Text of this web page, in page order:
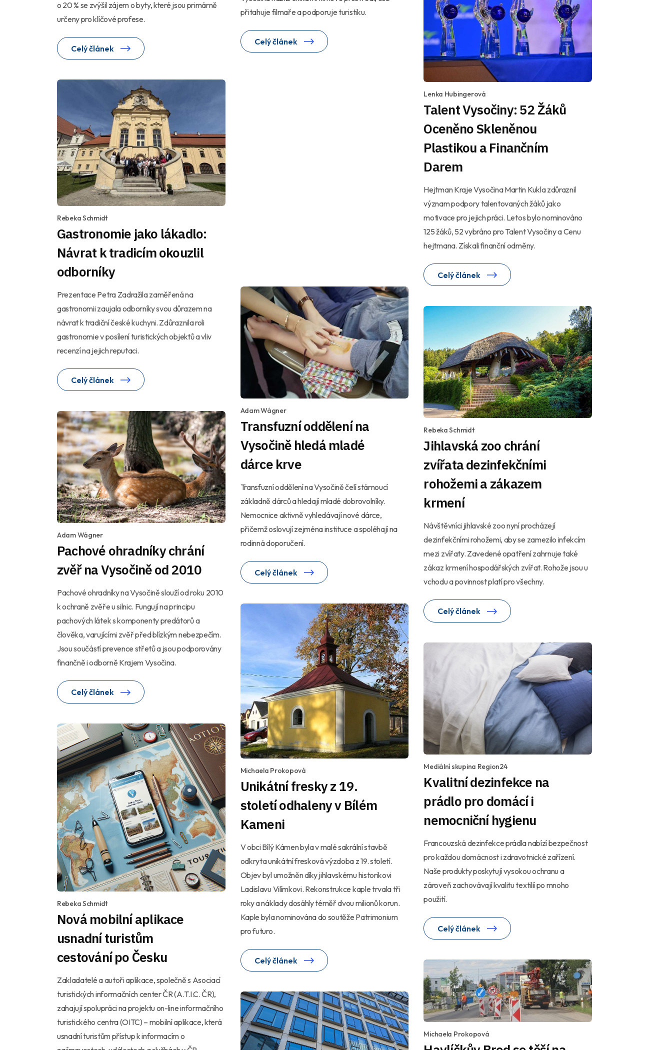
přitahuje filmaře a podporuje turistiku.
Celý článek
o 20 % se zvýšil zájem o byty, které jsou primárně
určeny pro klíčové profese.
Celý článek
Lenka Hubingerová
Talent Vysočiny: 52 Žáků
Oceněno Skleněnou
Plastikou a Finančním
Darem
Hejtman Kraje Vysočina Martin Kukla zdůraznil
význam podpory talentovaných žáků jako
motivace pro jejich práci. Letos bylo nominováno
125 žáků, 52 vybráno pro Talent Vysočiny a Cenu
hejtmana. Získali finanční odměny.
Celý článek
Rebeka Schmidt
Gastronomie jako lákadlo:
Návrat k tradicím okouzlil
odborníky
Prezentace Petra Zadražila zaměřená na
gastronomii zaujala odborníky svou důrazem na
návrat k tradiční české kuchyni. Zdůraznila roli
gastronomie v posílení turistických objektů a vliv
recenzí na jejich reputaci.
Celý článek
Adam Wágner
Transfuzní oddělení na
Vysočině hledá mladé
dárce krve
Transfuzní oddělení na Vysočině čelí stárnoucí
základně dárců a hledají mladé dobrovolníky.
Nemocnice aktivně vyhledávají nové dárce,
přičemž oslovují zejména instituce a spoléhají na
rodinná doporučení.
Celý článek
Rebeka Schmidt
Jihlavská zoo chrání
zvířata dezinfekčními
rohožemi a zákazem
krmení
Návštěvníci jihlavské zoo nyní procházejí
dezinfekčními rohožemi, aby se zamezilo infekcím
mezi zvířaty. Zavedené opatření zahrnuje také
zákaz krmení hospodářských zvířat. Rohože jsou u
vchodu a povinnost platí pro všechny.
Celý článek
Adam Wágner
Pachové ohradníky chrání
zvěř na Vysočině od 2010
Pachové ohradníky na Vysočině slouží od roku 2010
k ochraně zvěře u silnic. Fungují na principu
pachových látek s komponenty predátorů a
člověka, varujícími zvěř před blízkým nebezpečím.
Jsou součástí prevence střetů a jsou podporovány
finančně i odborně Krajem Vysočina.
Celý článek
Michaela Prokopová
Unikátní fresky z 19.
století odhaleny v Bílém
Kameni
V obci Bílý Kámen byla v malé sakrální stavbě
odkryta unikátní fresková výzdoba z 19. století.
Objev byl umožněn díky jihlavskému historikovi
Ladislavu Vilímkovi. Rekonstrukce kaple trvala tři
roky a náklady dosáhly téměř dvou milionů korun.
Kaple byla nominována do soutěže Patrimonium
pro futuro.
Celý článek
Mediální skupina Region24
Kvalitní dezinfekce na
prádlo pro domácí i
nemocniční hygienu
Francouzská dezinfekce prádla nabízí bezpečnost
pro každou domácnost i zdravotnické zařízení.
Naše produkty poskytují vysokou ochranu a
zároveň zachovávají kvalitu textilií po mnoho
použití.
Celý článek
Rebeka Schmidt
Nová mobilní aplikace
usnadní turistům
cestování po Česku
Zakladatelé a autoři aplikace, společně s Asociací
turistických informačních center ČR (A.T.I.C. ČR),
zahajují spolupráci na projektu on-line informačního
turistického centra (OITC) – mobilní aplikace, která
usnadní turistům přístup k informacím o
Michaela Prokopová